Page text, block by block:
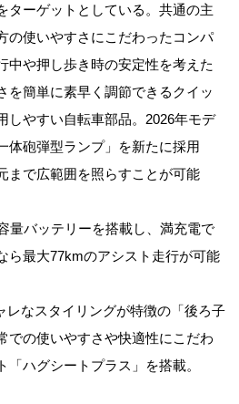
ターゲットとしている。共通の主
の使いやすさにこだわったコンパ
中や押し歩き時の安定性を考えた
を簡単に素早く調節できるクイッ
しやすい自転車部品。2026年モデ
体砲弾型ランプ」を新たに採用
まで広範囲を照らすことが可能
量バッテリーを搭載し、満充電で
ら最大77kmのアシスト走行が可能
レなスタイリングが特徴の「後ろ子
での使いやすさや快適性にこだわ
「ハグシートプラス」を搭載。